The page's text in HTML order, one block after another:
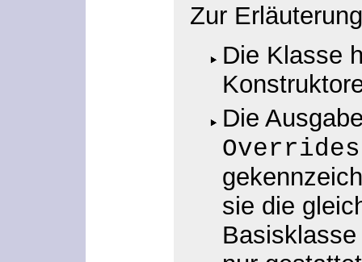
Zur
Die Klasse
Die
Overrides
sie die